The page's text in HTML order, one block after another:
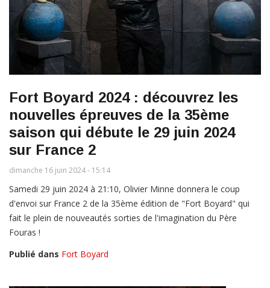
Fort Boyard 2024 : découvrez les
nouvelles épreuves de la 35ème
saison qui débute le 29 juin 2024
sur France 2
dimanche 16 juin 2024 - 15:14
Samedi 29 juin 2024 à 21:10, Olivier Minne donnera le coup
d'envoi sur France 2 de la 35ème édition de "Fort Boyard" qui
fait le plein de nouveautés sorties de l'imagination du Père
Fouras !
Publié dans Fort Boyard